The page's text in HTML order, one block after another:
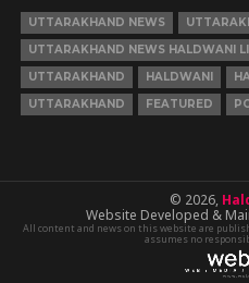
UTTARAKHAND NEWS
UTTARAKHAND NEWS HALDWANI
UTTARAKHAND
HALDWANI
UTTARAKHAND
FEATURED
© 2026,
Website Developed &
All content and news on this website are
assumes no